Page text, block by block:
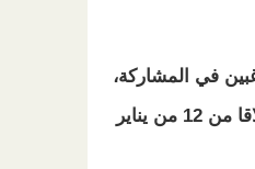
في المشاركة،
ايداع ملفاتهم لدى مراكز التكوين التقني بازويرات، انطلاقا من 12 من يناير